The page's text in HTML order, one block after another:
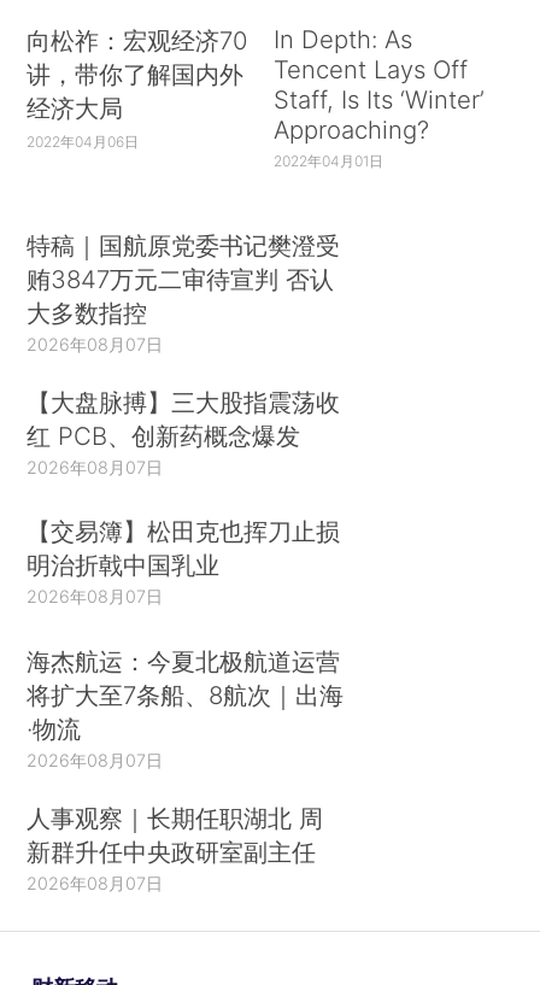
向松祚：宏观经济70
讲，带你了解国内外
经济大局
2022年04月06日
In Depth: As
Tencent Lays Off
Staff, Is Its ‘Winter’
Approaching?
2022年04月01日
特稿｜国航原党委书记樊澄受
贿3847万元二审待宣判 否认
大多数指控
2026年08月07日
【大盘脉搏】三大股指震荡收
红 PCB、创新药概念爆发
2026年08月07日
【交易簿】松田克也挥刀止损
明治折戟中国乳业
2026年08月07日
海杰航运：今夏北极航道运营
将扩大至7条船、8航次｜出海
·物流
2026年08月07日
人事观察｜长期任职湖北 周
新群升任中央政研室副主任
2026年08月07日